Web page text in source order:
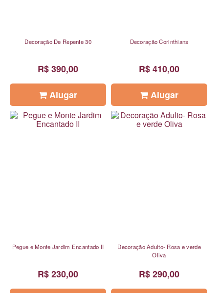
Decoração De Repente 30
R$ 390,00
Alugar
Decoração Corinthians
R$ 410,00
Alugar
Pegue e Monte Jardim Encantado II
R$ 230,00
Decoração Adulto- Rosa e verde
Oliva
R$ 290,00